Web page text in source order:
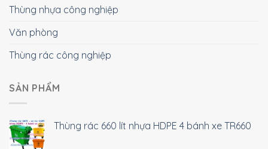
Thùng nhựa công nghiệp
Văn phòng
Thùng rác công nghiệp
SẢN PHẨM
Thùng rác 660 lít nhựa HDPE 4 bánh xe TR660